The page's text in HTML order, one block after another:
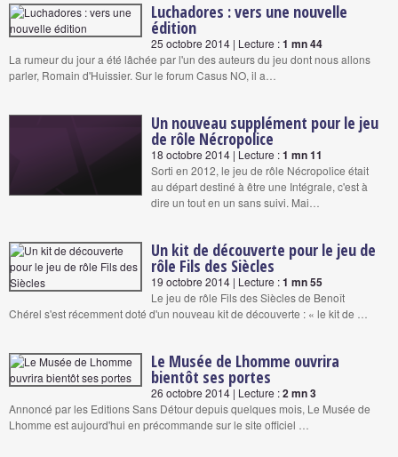
Luchadores : vers une nouvelle
édition
25 octobre 2014 | Lecture :1 mn 44
La rumeur du jour a été lâchée par l'un des auteurs du jeu dont nous allons
parler, Romain d'Huissier. Sur le forum Casus NO, il a…
Un nouveau supplément pour le jeu
de rôle Nécropolice
18 octobre 2014 | Lecture :1 mn 11
Sorti en 2012, le jeu de rôle Nécropolice était
au départ destiné à être une Intégrale, c'est à
dire un tout en un sans suivi. Mai…
Un kit de découverte pour le jeu de
rôle Fils des Siècles
19 octobre 2014 | Lecture :1 mn 55
Le jeu de rôle Fils des Siècles de Benoît
Chérel s'est récemment doté d'un nouveau kit de découverte : « le kit de …
Le Musée de Lhomme ouvrira
bientôt ses portes
26 octobre 2014 | Lecture :2 mn 3
Annoncé par les Editions Sans Détour depuis quelques mois, Le Musée de
Lhomme est aujourd'hui en précommande sur le site officiel …